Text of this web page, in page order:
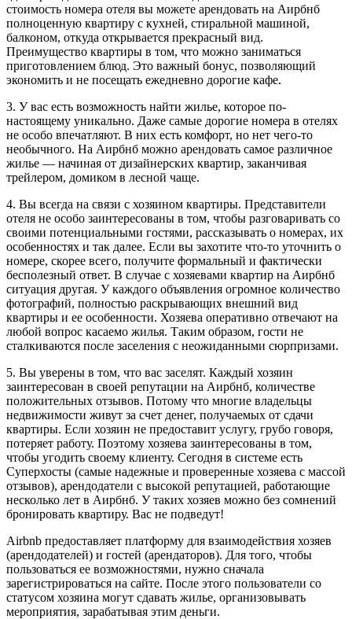
стоимость номера отеля вы можете арендовать на Аирбнб
полноценную квартиру с кухней, стиральной машиной,
балконом, откуда открывается прекрасный вид.
Преимущество квартиры в том, что можно заниматься
приготовлением блюд. Это важный бонус, позволяющий
экономить и не посещать ежедневно дорогие кафе.
3. У вас есть возможность найти жилье, которое по-
настоящему уникально. Даже самые дорогие номера в отелях
не особо впечатляют. В них есть комфорт, но нет чего-то
необычного. На Аирбнб можно арендовать самое различное
жилье — начиная от дизайнерских квартир, заканчивая
трейлером, домиком в лесной чаще.
4. Вы всегда на связи с хозяином квартиры. Представители
отеля не особо заинтересованы в том, чтобы разговаривать со
своими потенциальными гостями, рассказывать о номерах, их
особенностях и так далее. Если вы захотите что-то уточнить о
номере, скорее всего, получите формальный и фактически
бесполезный ответ. В случае с хозяевами квартир на Аирбнб
ситуация другая. У каждого объявления огромное количество
фотографий, полностью раскрывающих внешний вид
квартиры и ее особенности. Хозяева оперативно отвечают на
любой вопрос касаемо жилья. Таким образом, гости не
сталкиваются после заселения с неожиданными сюрпризами.
5. Вы уверены в том, что вас заселят. Каждый хозяин
заинтересован в своей репутации на Аирбнб, количестве
положительных отзывов. Потому что многие владельцы
недвижимости живут за счет денег, получаемых от сдачи
квартиры. Если хозяин не предоставит услугу, грубо говоря,
потеряет работу. Поэтому хозяева заинтересованы в том,
чтобы угодить своему клиенту. Сегодня в системе есть
Суперхосты (самые надежные и проверенные хозяева с массой
отзывов), арендодатели с высокой репутацией, работающие
несколько лет в Аирбнб. У таких хозяев можно без сомнений
бронировать квартиру. Вас не подведут!
Airbnb предоставляет платформу для взаимодействия хозяев
(арендодателей) и гостей (арендаторов). Для того, чтобы
пользоваться ее возможностями, нужно сначала
зарегистрироваться на сайте. После этого пользователи со
статусом хозяина могут сдавать жилье, организовывать
мероприятия, зарабатывая этим деньги.